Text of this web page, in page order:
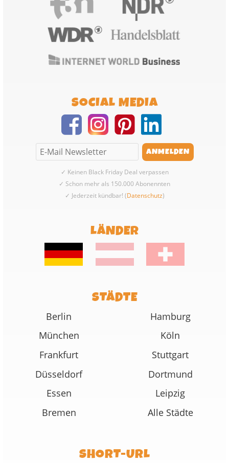
SOCIAL MEDIA
✓ Keinen Black Friday Deal verpassen
✓ Schon mehr als 150.000 Abonennten
✓ Jederzeit kündbar! (Datenschutz)
LÄNDER
STÄDTE
Berlin
Hamburg
München
Köln
Frankfurt
Stuttgart
Düsseldorf
Dortmund
Essen
Leipzig
Bremen
Alle Städte
SHORT-URL